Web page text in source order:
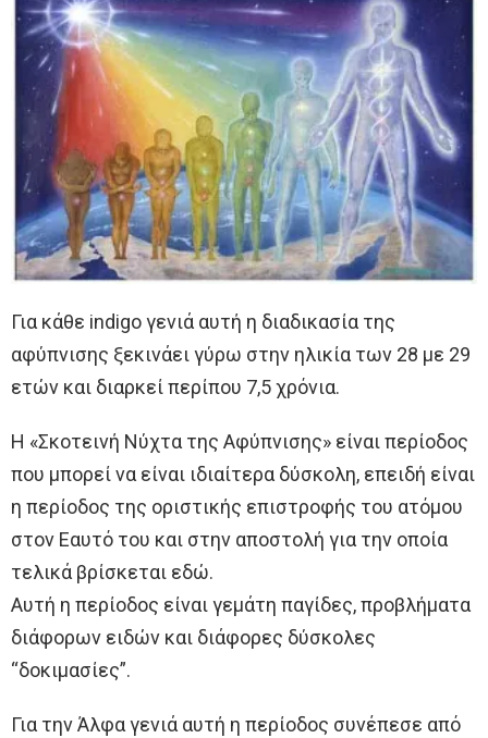
Για κάθε indigo γενιά αυτή η διαδικασία της
αφύπνισης ξεκινάει γύρω στην ηλικία των 28 με 29
ετών και διαρκεί περίπου 7,5 χρόνια.
Η «Σκοτεινή Νύχτα της Αφύπνισης» είναι περίοδος
που μπορεί να είναι ιδιαίτερα δύσκολη, επειδή είναι
η περίοδος της οριστικής επιστροφής του ατόμου
στον Εαυτό του και στην αποστολή για την οποία
τελικά βρίσκεται εδώ.
Αυτή η περίοδος είναι γεμάτη παγίδες, προβλήματα
διάφορων ειδών και διάφορες δύσκολες
“δοκιμασίες”.
Για την Άλφα γενιά αυτή η περίοδος συνέπεσε από